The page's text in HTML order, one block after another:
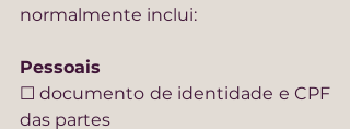
normalmente inclui:
Pessoais
☐ documento de identidade e CPF
das partes